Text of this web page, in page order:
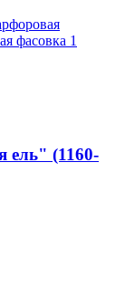
ель" (1160-